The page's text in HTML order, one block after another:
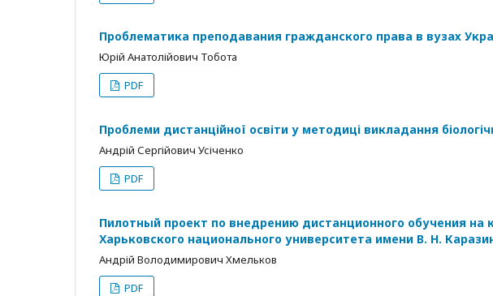
Проблематика преподавания гражданского права в вузах
Юрій Анатолійович Тобота
PDF
Проблеми дистанційної освіти у методиці викладання
Андрій Сергійович Усіченко
PDF
Пилотный проект по внедрению дистанционного обучения на
Харьковского национального университета имени В. Н.
Андрій Володимирович Хмельков
PDF